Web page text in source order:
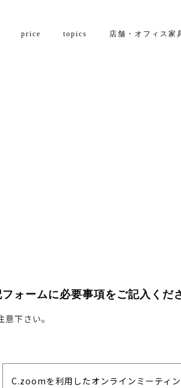
price topics 店舗・オフィス家
ォームに必要事項をご記入くだ
下さい。
C.zoomを利用したオンラインミーティ